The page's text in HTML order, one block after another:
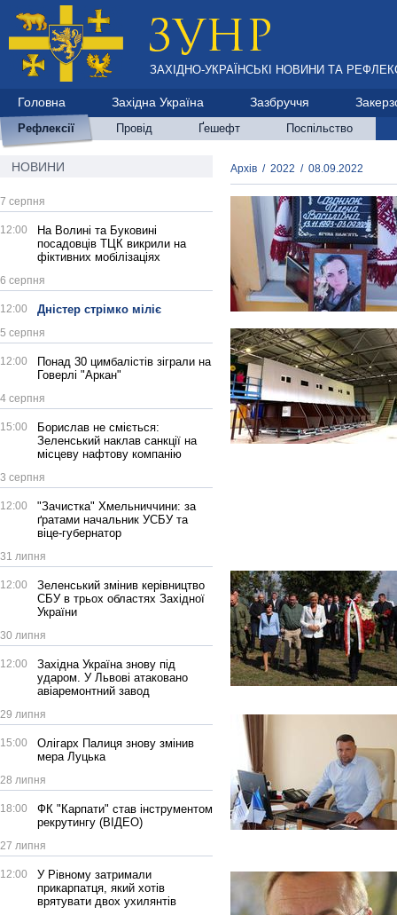
ЗАХІДНО-УКРАЇНСЬКІ НОВИНИ ТА
Головна Західна Україна Зазбруччя
Рефлексії Провід Ґешефт Поспільство
НОВИНИ
7 серпня
12:00
На Волині та Буковині
посадовців ТЦК викрили на
фіктивних мобілізаціях
6 серпня
12:00 Дністер стрімко міліє
5 серпня
12:00
Понад 30 цимбалістів зіграли на
Говерлі "Аркан"
4 серпня
15:00
Борислав не сміється:
Зеленський наклав санкції на
місцеву нафтову компанію
3 серпня
12:00
"Зачистка" Хмельниччини: за
ґратами начальник УСБУ та
віце-губернатор
31 липня
12:00
Зеленський змінив керівництво
СБУ в трьох областях Західної
України
30 липня
12:00
Західна Україна знову під
ударом. У Львові атаковано
авіаремонтний завод
29 липня
15:00
Олігарх Палиця знову змінив
мера Луцька
28 липня
18:00
ФК "Карпати" став інструментом
рекрутингу (ВІДЕО)
27 липня
12:00
У Рівному затримали
прикарпатця, який хотів
врятувати двох ухилянтів
Архів / 2022 / 08.09.2022